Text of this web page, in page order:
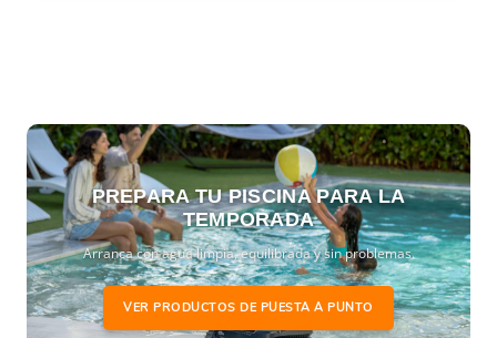
PREPARA TU PISCINA PARA LA
TEMPORADA
Arranca con agua limpia, equilibrada y sin problemas.
VER PRODUCTOS DE PUESTA A PUNTO